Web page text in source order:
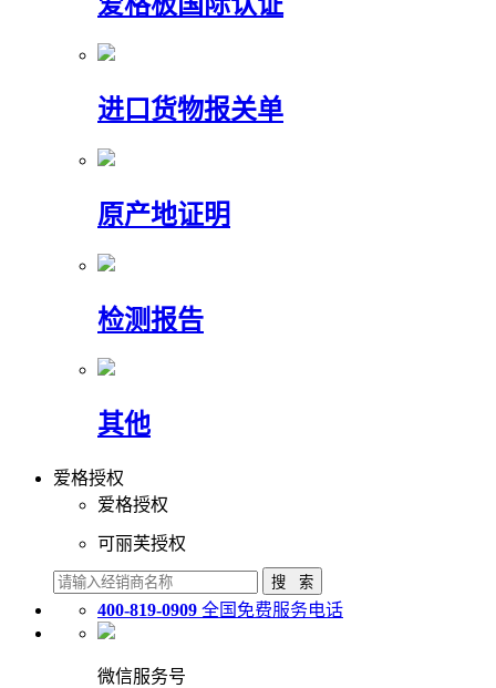
进口货物报关单
原产地证明
检测报告
其他
爱格授权
爱格授权
可丽芙授权
400-819-0909 全国免费服务电话
微信服务号